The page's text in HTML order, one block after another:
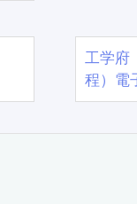
工学
程）電